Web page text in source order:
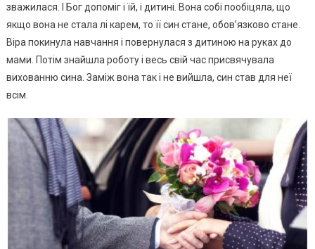
зважилася. І Бог допоміг і їй, і дитині. Вона собі пообіцяла, що
якщо вона не стала лі карем, то її син стане, обов’язково стане.
Віра покинула навчання і повернулася з дитиною на руках до
мами. Потім знайшла роботу і весь свій час присвячувала
вихованню сина. Заміж вона так і не вийшла, син став для неї
всім.